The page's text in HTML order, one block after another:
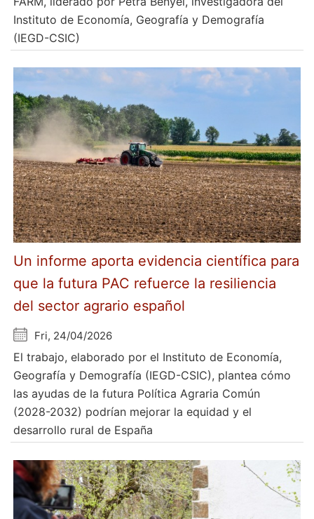
Instituto de Economía, Geografía y Demografía
(IEGD-CSIC)
Un informe aporta evidencia científica para
que la futura PAC refuerce la resiliencia
del sector agrario español
Fri, 24/04/2026
El trabajo, elaborado por el Instituto de Economía,
Geografía y Demografía (IEGD-CSIC), plantea cómo
las ayudas de la futura Política Agraria Común
(2028-2032) podrían mejorar la equidad y el
desarrollo rural de España